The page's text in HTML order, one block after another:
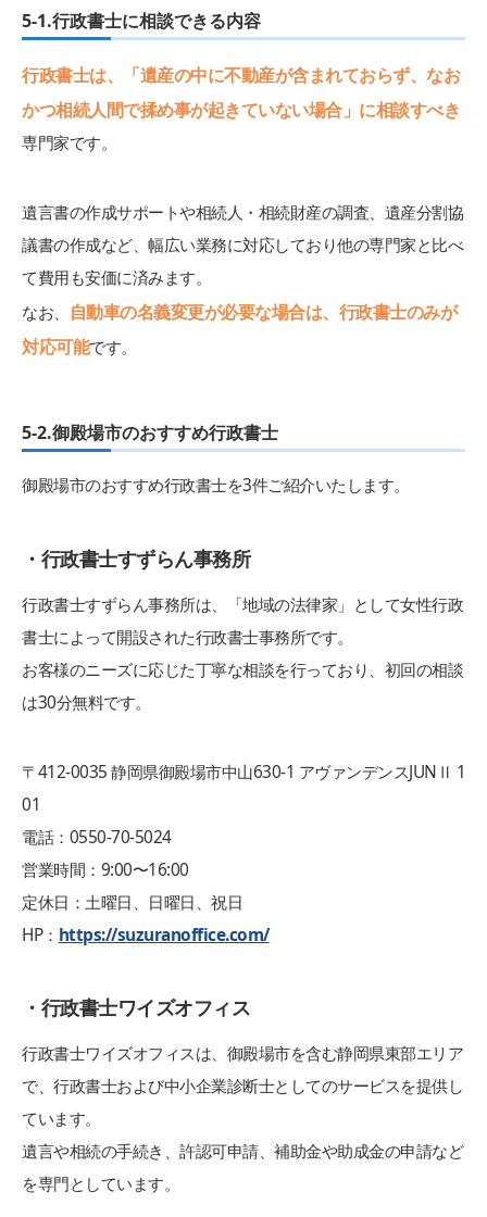
5-1.行政書士に相談できる内容
行政書士は、「遺産の中に不動産が含まれておらず、なお
かつ相続人間で揉め事が起きていない場合」に相談すべき
専門家です。
遺言書の作成サポートや相続人・相続財産の調査、遺産分割協
議書の作成など、幅広い業務に対応しており他の専門家と比べ
て費用も安価に済みます。
なお、
自動車の名義変更が必要な場合は、行政書士のみが
対応可能です。
5-2.御殿場市のおすすめ行政書士
御殿場市のおすすめ行政書士を3件ご紹介いたします。
・行政書士すずらん事務所
行政書士すずらん事務所は、「地域の法律家」として女性行政
書士によって開設された行政書士事務所です。
お客様のニーズに応じた丁寧な相談を行っており、初回の相談
は30分無料です。
〒412-0035 静岡県御殿場市中山630-1 アヴァンデンスJUNⅡ 1
01
電話：0550-70-5024
営業時間：9:00〜16:00
定休日：土曜日、日曜日、祝日
HP： https://suzuranoffice.com/
・行政書士ワイズオフィス
行政書士ワイズオフィスは、御殿場市を含む静岡県東部エリア
で、行政書士および中小企業診断士としてのサービスを提供し
ています。
遺言や相続の手続き、許認可申請、補助金や助成金の申請など
を専門としています。